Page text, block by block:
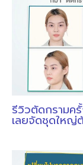
รีวิวตัดกรามครั้
เลยจัดชุดใหญ่